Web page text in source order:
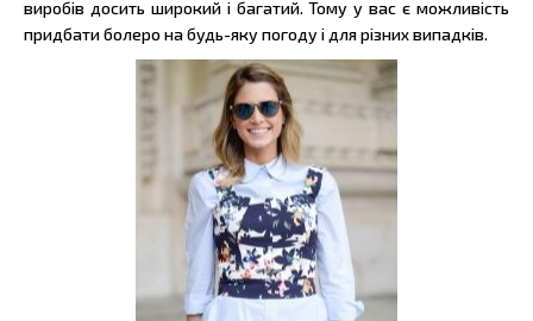
виробів досить широкий і багатий. Тому у вас є можливість
придбати болеро на будь-яку погоду і для різних випадків.